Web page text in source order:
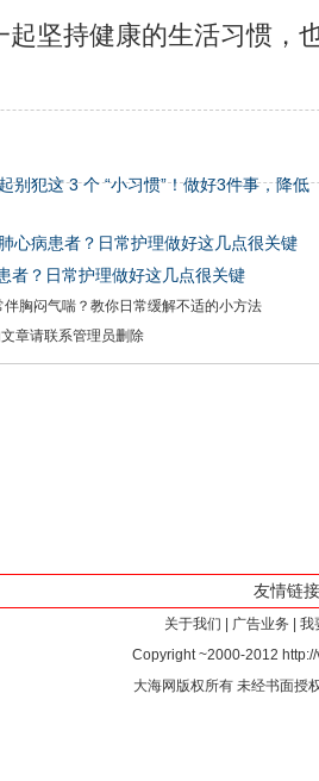
起坚持健康的生活习惯，
别犯这 3 个 “小习惯”！做好3件事，降低
心病患者？日常护理做好这几点很关键
者？日常护理做好这几点很关键
胸闷气喘？教你日常缓解不适的小方法
章请联系管理员删除
友情链
关于我们 广告业务
我
Copyright ~2000-2012
大海网版权所有 未经书面授